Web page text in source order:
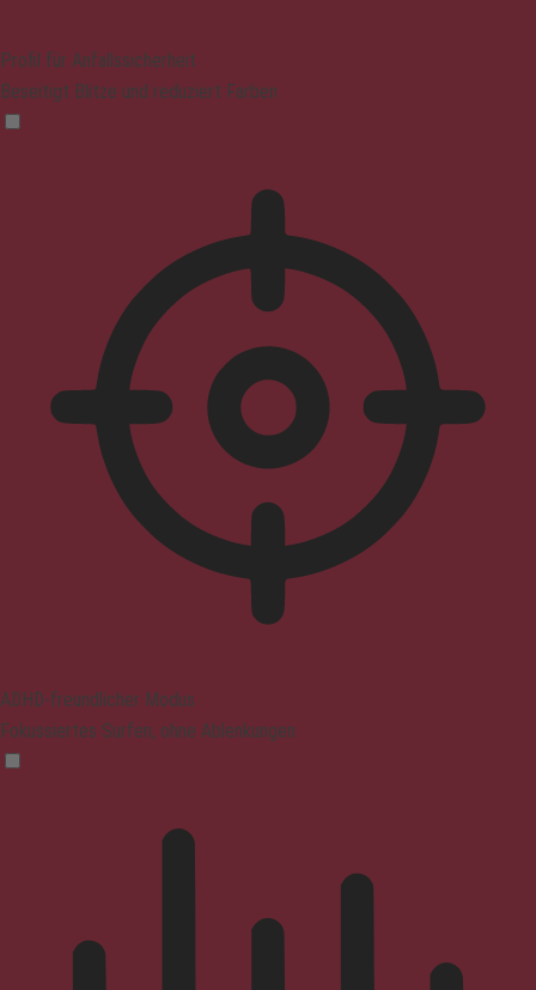
Profil für Anfallssicherheit
Beseitigt Blitze und reduziert Farben
ADHD-freundlicher Modus
Fokussiertes Surfen, ohne Ablenkungen